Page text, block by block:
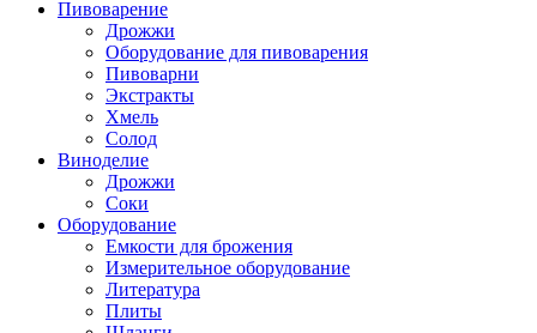
Пивоварение
Дрожжи
Оборудование для пивоварения
Пивоварни
Экстракты
Хмель
Солод
Виноделие
Дрожжи
Соки
Оборудование
Емкости для брожения
Измерительное оборудование
Литература
Плиты